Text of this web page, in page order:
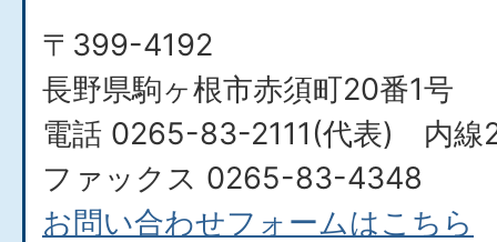
〒399-4192
長野県駒ヶ根市赤須町20番1号
電話 0265-83-2111(代表) 内線
ファックス 0265-83-4348
お問い合わせフォームはこちら